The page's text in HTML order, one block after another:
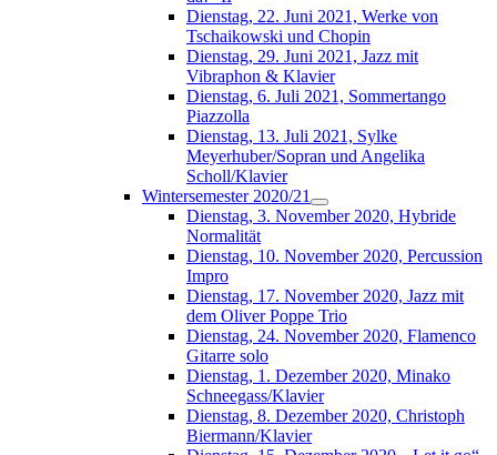
Dienstag, 22. Juni 2021, Werke von
Tschaikowski und Chopin
Dienstag, 29. Juni 2021, Jazz mit
Vibraphon & Klavier
Dienstag, 6. Juli 2021, Sommertango
Piazzolla
Dienstag, 13. Juli 2021, Sylke
Meyerhuber/Sopran und Angelika
Scholl/Klavier
Wintersemester 2020/21
Dienstag, 3. November 2020, Hybride
Normalität
Dienstag, 10. November 2020, Percussion
Impro
Dienstag, 17. November 2020, Jazz mit
dem Oliver Poppe Trio
Dienstag, 24. November 2020, Flamenco
Gitarre solo
Dienstag, 1. Dezember 2020, Minako
Schneegass/Klavier
Dienstag, 8. Dezember 2020, Christoph
Biermann/Klavier